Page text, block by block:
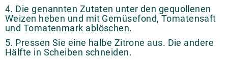
4. Die genannten Zutaten unter den gequollenen
Weizen heben und mit Gemüsefond, Tomatensaft
und Tomatenmark ablöschen.
5. Pressen Sie eine halbe Zitrone aus. Die andere
Hälfte in Scheiben schneiden.